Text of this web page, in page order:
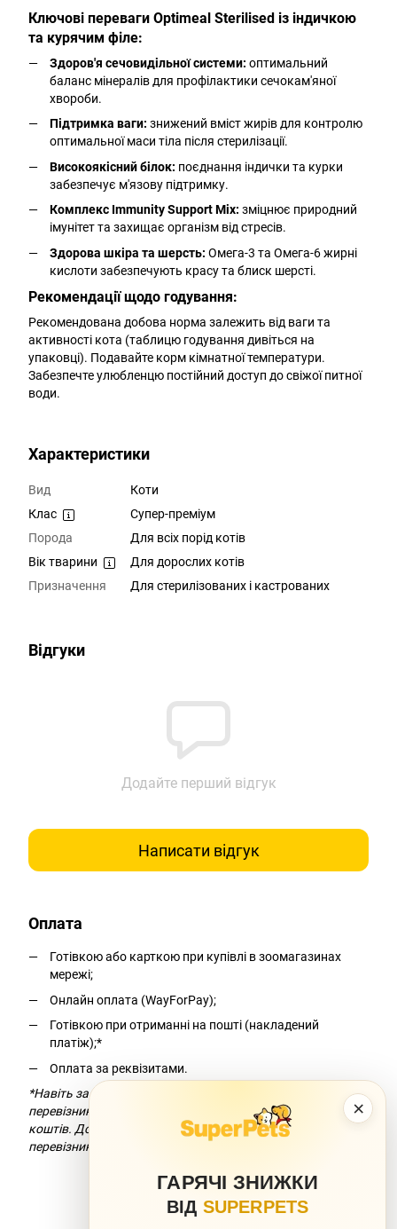
×
ГАРЯЧІ ЗНИЖКИ
ВІД SUPERPETS
Ключові переваги Optimeal Sterilised із індичкою
та курячим філе:
Здоров'я сечовидільної системи: оптимальний
баланс мінералів для профілактики сечокам'яної
хвороби.
Підтримка ваги: знижений вміст жирів для контролю
оптимальної маси тіла після стерилізації.
Високоякісний білок: поєднання індички та курки
забезпечує м'язову підтримку.
Комплекс Immunity Support Mix: зміцнює природний
імунітет та захищає організм від стресів.
Здорова шкіра та шерсть: Омега-3 та Омега-6 жирні
кислоти забезпечують красу та блиск шерсті.
Рекомендації щодо годування:
Рекомендована добова норма залежить від ваги та
активності кота (таблицю годування дивіться на
упаковці). Подавайте корм кімнатної температури.
Забезпечте улюбленцю постійний доступ до свіжої питної
води.
Характеристики
Вид
Коти
Клас
Супер-преміум
Порода
Для всіх порід котів
Вік тварини
Для дорослих котів
Призначення
Для стерилізованих і кастрованих
Відгуки
Додайте перший відгук
Написати відгук
Оплата
Готівкою або карткою при купівлі в зоомагазинах
мережі;
Онлайн оплата (WayForPay);
Готівкою при отриманні на пошті (накладений
платіж);*
Оплата за реквізитами.
*Навіть за умови безкоштовної доставки компанія-
перевізник додасть комісію за переказ
коштів. Докладніше можна дізнатися на сайті компанії-
перевізника.